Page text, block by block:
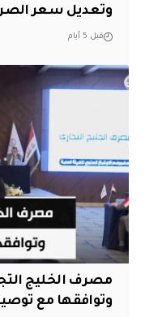
وتعديل سعر
قبل 5 أيام
مصرف الخليج
وتوافقها مع